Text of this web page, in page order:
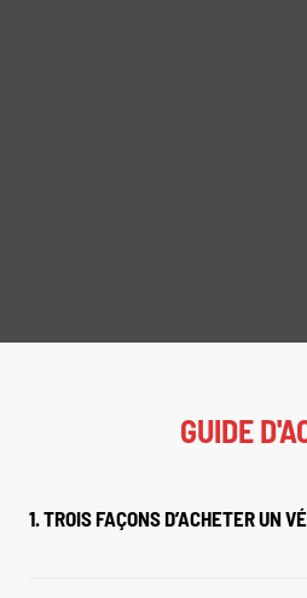
GUIDE
1. TROIS FAÇONS D’ACHETER UN